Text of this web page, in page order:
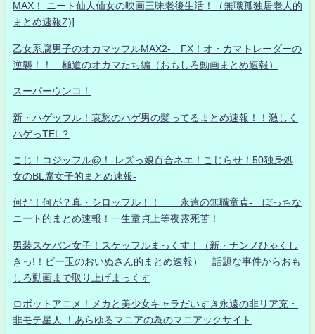
MAX！ ニート仙人仙女の映画三昧老後生活！（無職孤独居老人的
まとめ速報Z)]
乙女系腐男子のオカマッフルMAX2- FX！オ・カマトレーダーの
逆襲！！ 極道のオカマたち編（おもしろ動画まとめ速報）
スーパーウンコ！
新・ハゲッフル！哀愁のハゲ男の髪ってるまとめ速報！！激しく
ハゲっTEL？
こじ！コジッフル@！-レズっ娘百合ネエ！こじらせ！50独身処
女のBL腐女子的まとめ速報-
何だ！何が？真・シロッフル！！ 永遠の無職童貞- ぼっちな
ニート的まとめ速報！一生童貞上等夜露死苦！
男装スケバン女子！スケッフルまっくす！（新・ナンノひゃくし
きっ!！ビー玉のおいぬさん的まとめ速報） 話題な事件からおも
しろ動画まで取り上げまっくす
ロボットアニメ！メカと美少女キャラだいすき永遠の非リア充・
非モテ星人 ！あらゆるマニアの為のマニアックサイト